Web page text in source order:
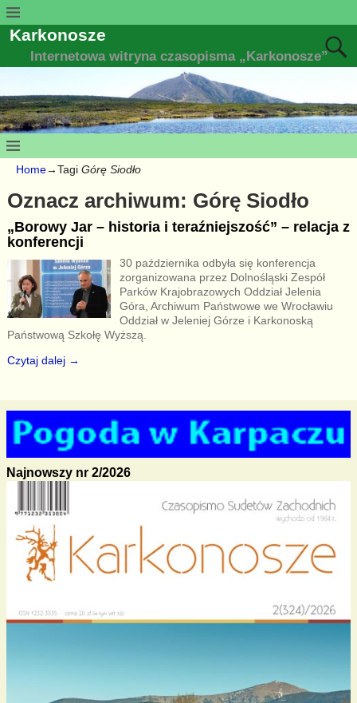
Karkonosze
Internetowa witryna czasopisma „Karkonosze”
Home→Tagi Górę Siodło
Oznacz archiwum: Górę Siodło
„Borowy Jar – historia i teraźniejszość” – relacja z
konferencji
30 października odbyła się konferencja
zorganizowana przez Dolnośląski Zespół
Parków Krajobrazowych Oddział Jelenia
Góra, Archiwum Państwowe we Wrocławiu
Oddział w Jeleniej Górze i Karkonoską
Państwową Szkołę Wyższą.
Czytaj dalej →
Najnowszy nr 2/2026